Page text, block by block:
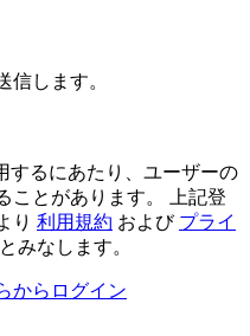
信します。
するにあたり、ユーザーの
ことがあります。 上記登
り 利用規約 および プライ
みなします。
からログイン